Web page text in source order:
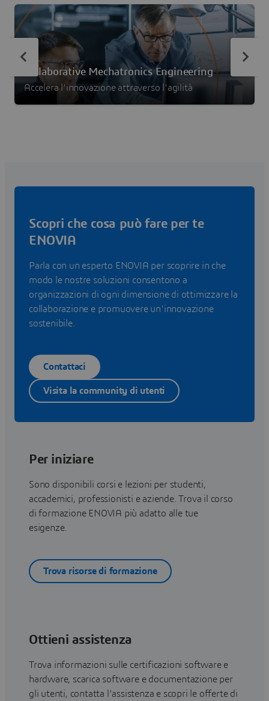
Collaborative Mechatronics Engineering
Accelera l'innovazione attraverso l'agilità
Scopri che cosa può fare per te
ENOVIA
Parla con un esperto ENOVIA per scoprire in che
modo le nostre soluzioni consentono a
organizzazioni di ogni dimensione di ottimizzare la
collaborazione e promuovere un'innovazione
sostenibile.
Contattaci
Visita la community di utenti
Per iniziare
Sono disponibili corsi e lezioni per studenti,
accademici, professionisti e aziende. Trova il corso
di formazione ENOVIA più adatto alle tue
esigenze.
Trova risorse di formazione
Ottieni assistenza
Trova informazioni sulle certificazioni software e
hardware, scarica software e documentazione per
gli utenti, contatta l'assistenza e scopri le offerte di